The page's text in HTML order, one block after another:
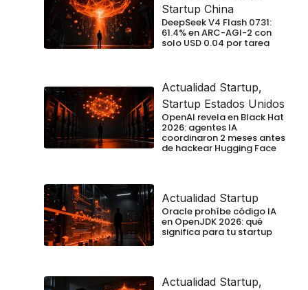
Startup China
DeepSeek V4 Flash 0731:
61.4% en ARC-AGI-2 con
solo USD 0.04 por tarea
Actualidad Startup,
Startup Estados Unidos
OpenAI revela en Black Hat
2026: agentes IA
coordinaron 2 meses antes
de hackear Hugging Face
Actualidad Startup
Oracle prohíbe código IA
en OpenJDK 2026: qué
significa para tu startup
Actualidad Startup,